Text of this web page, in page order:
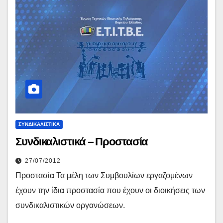
ΣΥΝΔΙΚΑΛΙΣΤΙΚΆ
Συνδικαλιστικά – Προστασία
27/07/2012
Προστασία Τα μέλη των Συμβουλίων εργαζομένων
έχουν την ίδια προστασία που έχουν οι διοικήσεις των
συνδικαλιστικών οργανώσεων.